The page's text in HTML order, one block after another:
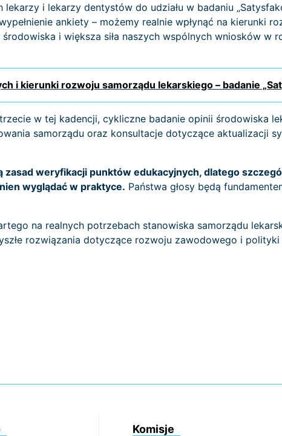
i lekarzy dentystów do udziału w badaniu
ankiety – możemy realnie wpłynąć na kierunki
i większa siła naszych wspólnych wniosków w
i kierunki rozwoju samorządu lekarskiego – badanie
w tej kadencji, cykliczne badanie opinii środowiska
samorządu oraz konsultacje dotyczące aktualizacji
weryfikacji punktów edukacyjnych, dlatego
wyglądać w praktyce. Państwa głosy będą
na realnych potrzebach stanowiska samorządu
rozwiązania dotyczące rozwoju zawodowego i polityki
Komisje